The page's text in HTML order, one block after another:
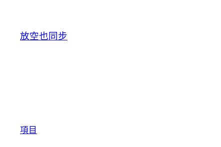
放空也同步
項目